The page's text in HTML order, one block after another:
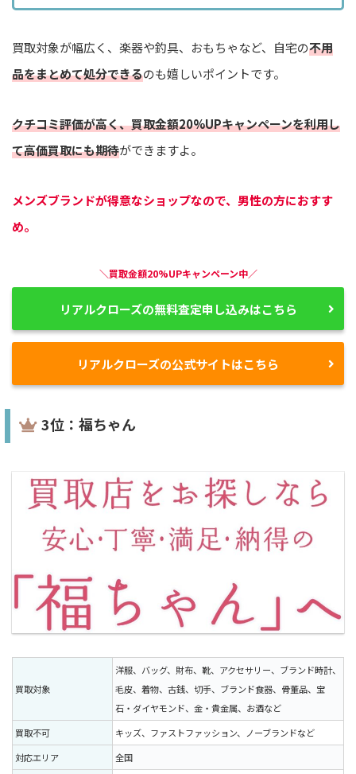
買取対象が幅広く、楽器や釣具、おもちゃなど、自宅の不用
品をまとめて処分できるのも嬉しいポイントです。
クチコミ評価が高く、買取金額20%UPキャンペーンを利用し
て高価買取にも期待ができますよ。
メンズブランドが得意なショップなので、男性の方におすす
め。
＼買取金額20%UPキャンペーン中／
リアルクローズの無料査定申し込みはこちら
リアルクローズの公式サイトはこちら
3位：福ちゃん
買取対象
洋服、バッグ、財布、靴、アクセサリー、ブランド時計、
毛皮、着物、古銭、切手、ブランド食器、骨董品、宝
石・ダイヤモンド、金・貴金属、お酒など
買取不可
キッズ、ファストファッション、ノーブランドなど
対応エリア
全国